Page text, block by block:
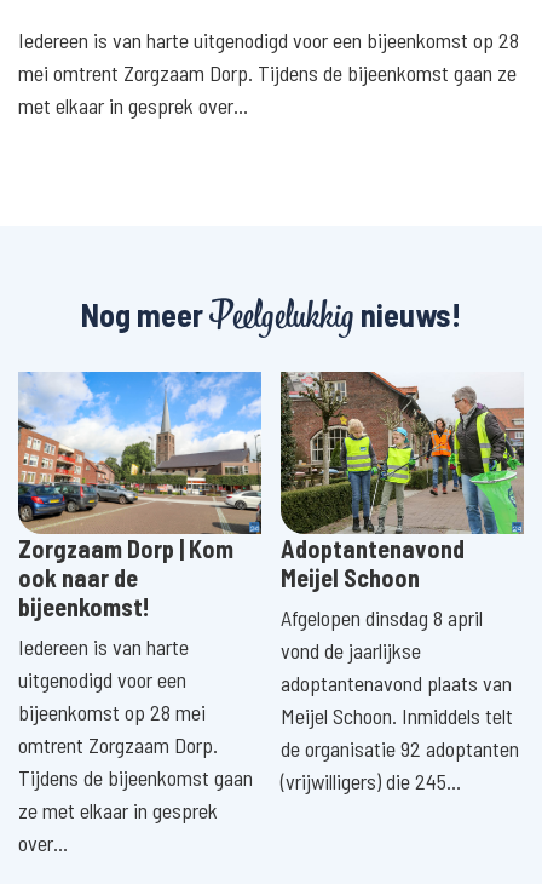
Iedereen is van harte uitgenodigd voor een bijeenkomst op 28
mei omtrent Zorgzaam Dorp. Tijdens de bijeenkomst gaan ze
met elkaar in gesprek over…
Nog meerPeelgelukkig nieuws!
Zorgzaam Dorp | Kom
ook naar de
bijeenkomst!
Iedereen is van harte
uitgenodigd voor een
bijeenkomst op 28 mei
omtrent Zorgzaam Dorp.
Tijdens de bijeenkomst gaan
ze met elkaar in gesprek
over…
Adoptantenavond
Meijel Schoon
Afgelopen dinsdag 8 april
vond de jaarlijkse
adoptantenavond plaats van
Meijel Schoon. Inmiddels telt
de organisatie 92 adoptanten
(vrijwilligers) die 245…